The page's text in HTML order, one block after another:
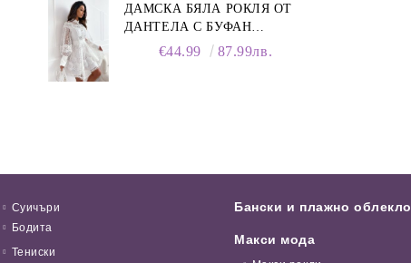
ДАМСКА БЯЛА РОКЛЯ ОТ
ДАНТЕЛА С БУФАН
РЪКАВИ И ЯКА
€44.99 87.99лв.
Суичъри
Бодита
Тениски
Бански и плажно облекло
Макси мода